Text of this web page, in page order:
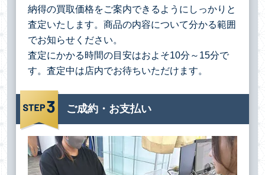
納得の買取価格をご案内できるようにしっかりと
査定いたします。商品の内容について分かる範囲
でお知らせください。
査定にかかる時間の目安はおよそ10分～15分で
す。査定中は店内でお待ちいただけます。
ご成約・お支払い